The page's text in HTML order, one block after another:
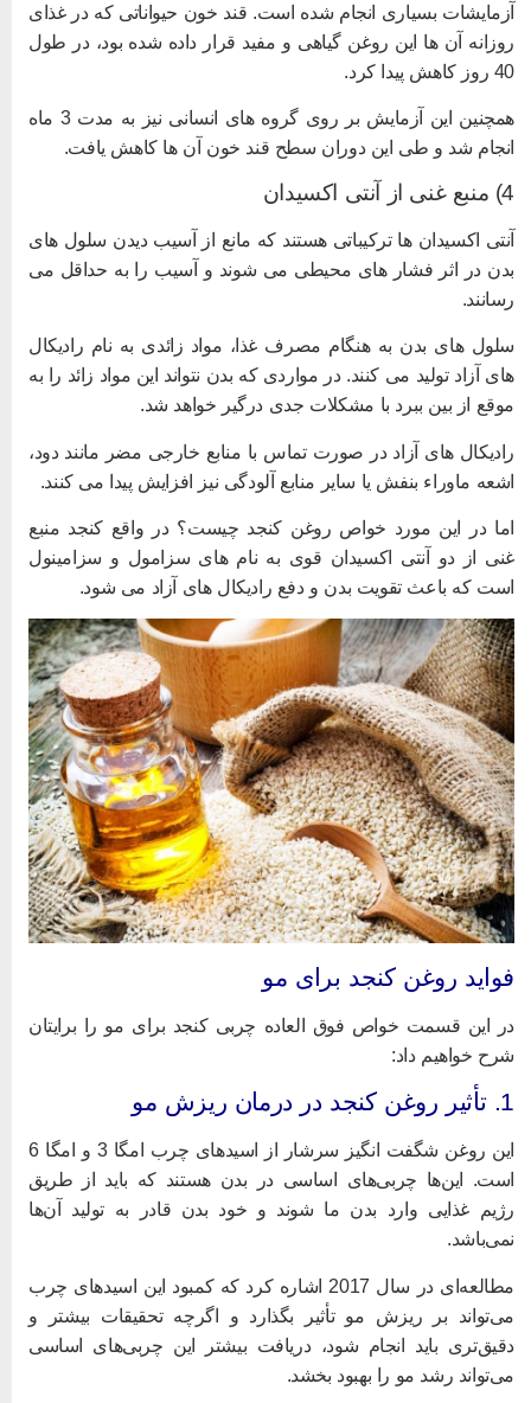
بسیاری انجام شده است. قند خون حیواناتی که در غذای
آن ها این روغن گیاهی و مفید قرار داده شده بود، در طول
پیدا کرد.
همچنین این آزمایش بر روی گروه های انسانی نیز به مدت 3 ماه
شد و طی این دوران سطح قند خون آن ها کاهش یافت.
اکسیدان ها ترکیباتی هستند که مانع از آسیب دیدن سلول های
در اثر فشار های محیطی می شوند و آسیب را به حداقل می
های بدن به هنگام مصرف غذا، مواد زائدی به نام رادیکال
آزاد تولید می کنند. در مواردی که بدن نتواند این مواد زائد را به
از بین ببرد با مشکلات جدی درگیر خواهد شد.
های آزاد در صورت تماس با منابع خارجی مضر مانند دود،
ماوراء بنفش یا سایر منابع آلودگی نیز افزایش پیدا می کنند.
در این مورد خواص روغن کنجد چیست؟ در واقع کنجد منبع
از دو آنتی اکسیدان قوی به نام های سزامول و سزامینول
که باعث تقویت بدن و دفع رادیکال های آزاد می شود.
روغن کنجد برای مو
این قسمت خواص فوق العاده چربی کنجد برای مو را برایتان
خواهیم داد:
این روغن شگفت انگیز سرشار از اسیدهای چرب امگا 3 و امگا 6
این‌ها چربی‌های اساسی در بدن هستند که باید از طریق
غذایی وارد بدن ما شوند و خود بدن قادر به تولید آن‌ها
مطالعه‌ای در سال 2017 اشاره کرد که کمبود این اسیدهای چرب
بر ریزش مو تأثیر بگذارد و اگرچه تحقیقات بیشتر و
باید انجام شود، دریافت بیشتر این چربی‌های اساسی
رشد مو را بهبود بخشد.